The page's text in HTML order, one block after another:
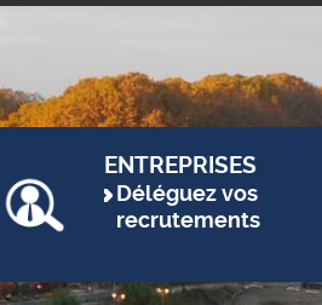
ENTREPRISES
Déléguez vos
recrutements